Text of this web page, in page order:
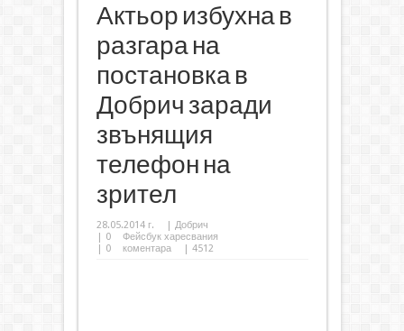
Актьор избухна в
разгара на
постановка в
Добрич заради
звънящия
телефон на
зрител
28.05.2014 г. | Добрич
| 0
Фейсбук харесвания
| 0 коментара | 4512